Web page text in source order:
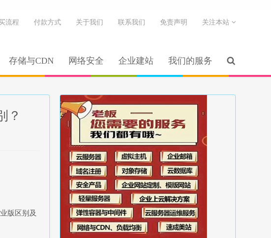
存储与CDN 网络安全 企业建站 我们的服务
流程 付款方式 关于我们 联系我们 免责声明 关注本站
？
版区别及